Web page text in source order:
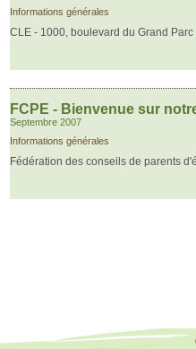
Informations générales
CLE - 1000, boulevard du Grand
FCPE - Bienvenue sur
Septembre 2007
Informations générales
Fédération des conseils de parents